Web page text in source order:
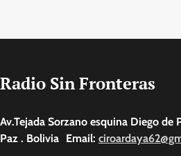
Radio Sin Fronteras
Av.Tejada Sorzano esquina Diego
Paz . Bolivia Email: